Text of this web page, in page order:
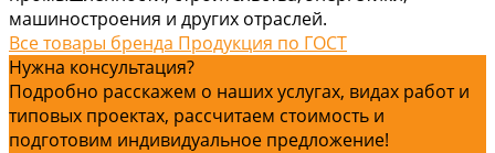
машиностроения и других отраслей.
Все товары бренда Продукция по ГОСТ
Нужна консультация?
Подробно расскажем о наших услугах, видах работ и
типовых проектах, рассчитаем стоимость и
подготовим индивидуальное предложение!